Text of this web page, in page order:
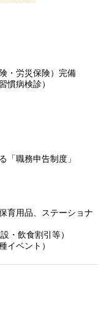
・労災保険）完備
慣病検診）
「職務申告制度」
育用品、ステーショナ
・飲食割引等）
イベント）